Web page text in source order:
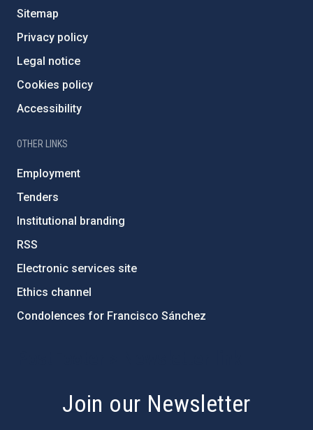
Sitemap
Privacy policy
Legal notice
Cookies policy
Accessibility
OTHER LINKS
Employment
Tenders
Institutional branding
RSS
Electronic services site
Ethics channel
Condolences for Francisco Sánchez
Join our Newsletter